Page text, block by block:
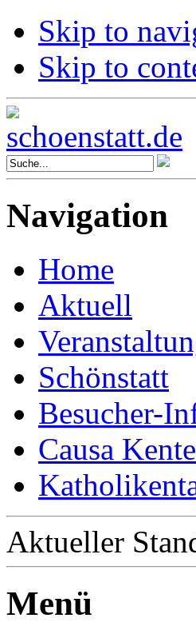
Skip to
Skip to
Navigation
Home
Aktuell
Schönstatt
Besucher-
Causa
Aktueller
Menü